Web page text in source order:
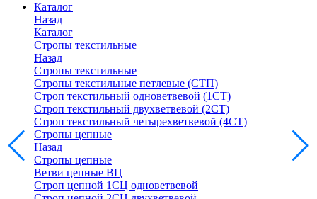
Каталог
Назад
Каталог
Стропы текстильные
Назад
Стропы текстильные
Стропы текстильные петлевые (СТП)
Строп текстильный одноветвевой (1СТ)
Строп текстильный двухветвевой (2СТ)
Строп текстильный четырехветвевой (4СТ)
Стропы цепные
Назад
Стропы цепные
Ветви цепные ВЦ
Строп цепной 1СЦ одноветвевой